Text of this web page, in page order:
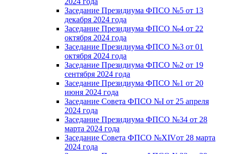
Заседание Президиума ФПСО №5 от 13
декабря 2024 года
Заседание Президиума ФПСО №4 от 22
октября 2024 года
Заседание Президиума ФПСО №3 от 01
октября 2024 года
Заседание Президиума ФПСО №2 от 19
сентября 2024 года
Заседание Президиума ФПСО №1 от 20
июня 2024 года
Заседание Совета ФПСО №I от 25 апреля
2024 года
Заседание Президиума ФПСО №34 от 28
марта 2024 года
Заседание Совета ФПСО №XIVот 28 марта
2024 года